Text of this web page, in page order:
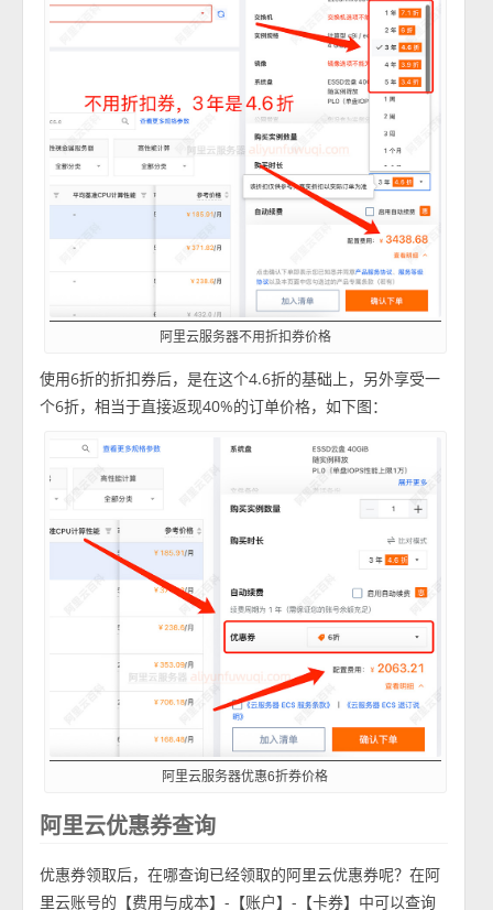
阿里云服务器不用折扣券价格
使用6折的折扣券后，是在这个4.6折的基础上，另外享受一
个6折，相当于直接返现40%的订单价格，如下图：
阿里云服务器优惠6折券价格
阿里云优惠券查询
优惠券领取后，在哪查询已经领取的阿里云优惠券呢？在阿
里云账号的【费用与成本】-【账户】-【卡券】中可以查询